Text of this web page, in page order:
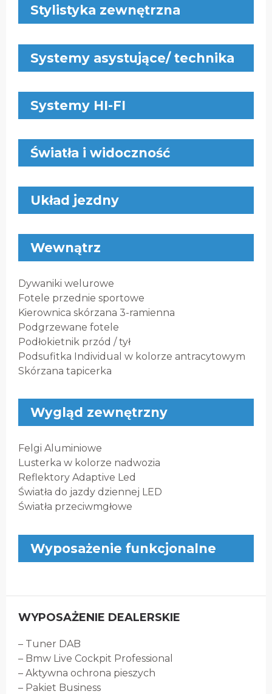
Stylistyka zewnętrzna
Systemy asystujące/ technika
Systemy HI-FI
Światła i widoczność
Układ jezdny
Wewnątrz
Dywaniki welurowe
Fotele przednie sportowe
Kierownica skórzana 3-ramienna
Podgrzewane fotele
Podłokietnik przód / tył
Podsufitka Individual w kolorze antracytowym
Skórzana tapicerka
Wygląd zewnętrzny
Felgi Aluminiowe
Lusterka w kolorze nadwozia
Reflektory Adaptive Led
Światła do jazdy dziennej LED
Światła przeciwmgłowe
Wyposażenie funkcjonalne
WYPOSAŻENIE DEALERSKIE
– Tuner DAB
– Bmw Live Cockpit Professional
– Aktywna ochrona pieszych
– Pakiet Business